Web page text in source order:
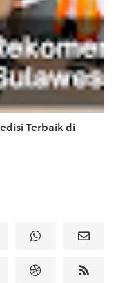
Terbaik di